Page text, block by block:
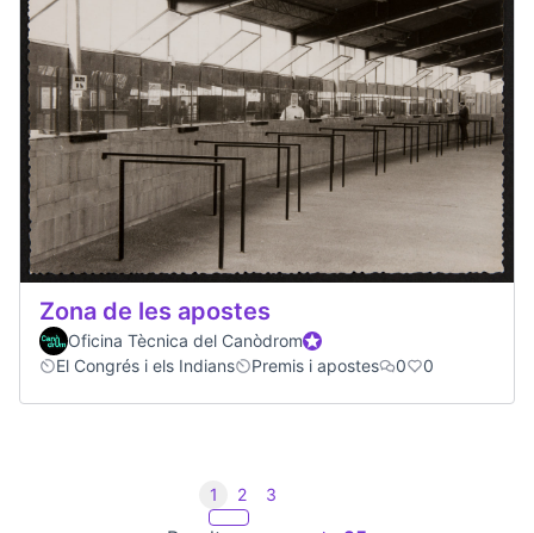
Zona de les apostes
Oficina Tècnica del CanòdromOfficial participant
El Congrés i els Indians
Premis i apostes 0 0
1 2 3